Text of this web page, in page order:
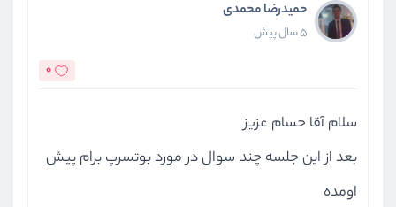
حمیدرضا محمدی
5 سال پیش
0
سلام آقا حسام عزیز
بعد از این جلسه چند سوال در مورد بوتسرپ برام پیش
اومده